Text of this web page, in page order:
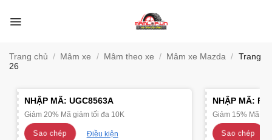
qua
Trang chủ / Mâm xe / Mâm theo xe / Mâm xe Mazda / Trang
26
NHẬP MÃ: UGC8563A
Giảm 20% Mã giảm tối đa 10K
Sao chép Điều kiện
NHẬP MÃ:
Giảm 15% Mã
Sao chép